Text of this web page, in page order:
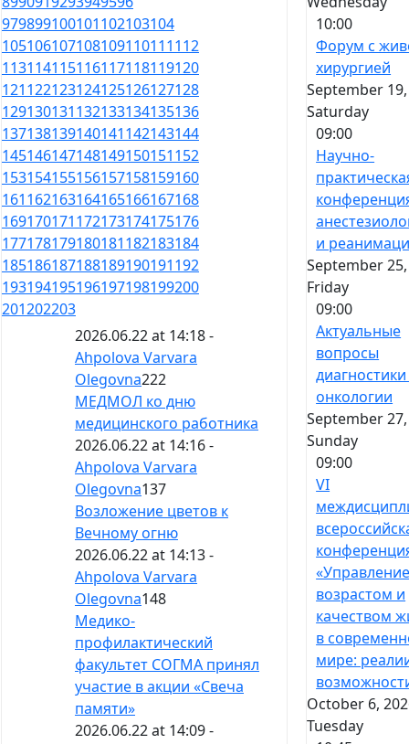
979899100101102103104
105106107108109110111112
113114115116117118119120
121122123124125126127128
129130131132133134135136
137138139140141142143144
145146147148149150151152
153154155156157158159160
161162163164165166167168
169170171172173174175176
177178179180181182183184
185186187188189190191192
193194195196197198199200
201202203
2026.06.22 at 14:18 -
Ahpolova Varvara
Olegovna222
МЕДМОЛ ко дню
медицинского работника
2026.06.22 at 14:16 -
Ahpolova Varvara
Olegovna137
Возложение цветов к
Вечному огню
2026.06.22 at 14:13 -
Ahpolova Varvara
Olegovna148
Медико-
профилактический
факультет СОГМА принял
участие в акции «Свеча
памяти»
2026.06.22 at 14:09 -
10:00
Форум с
хирургией
September
Saturday
09:00
Научно-
и
September
Friday
09:00
Актуальные
вопросы
онкологии
September
Sunday
09:00
VI
возрастом и
качеством
в
мире:
October 6,
Tuesday